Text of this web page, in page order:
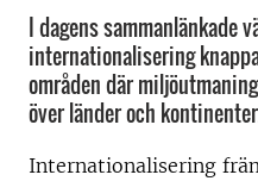
I dagens sammanlänkade
internationalisering
områden där
över länder och
Internationalisering